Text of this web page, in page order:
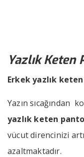
Yazlık Keten
Erkek yazlık
Yazın sıcağından
yazlık keten
vücut direncinizi
azaltmaktadır.